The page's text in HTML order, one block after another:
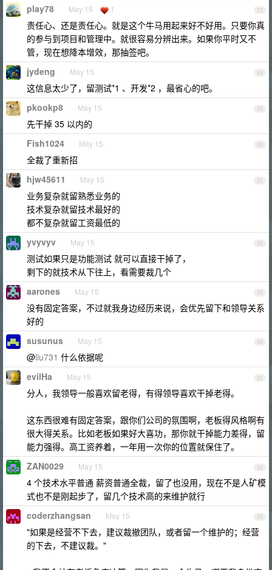
23
play78 May 15 1
责任心、还是责任心。就是这个牛马用起来好不好用。只要你真
的参与到项目和管理中。就很容易分辨出来。如果你平时又不
管，现在想降本增效，那抽签吧。
24
jydeng May 15
这信息太少了，留测试*1 、开发*2 ，最省心的吧。
25
pkookp8 May 15
先干掉 35 以内的
26
Fish1024 May 15
全裁了重新招
27
hjw45611 May 15
业务复杂就留熟悉业务的
技术复杂就留技术最好的
都不复杂就留工资最低的
28
yvyvyv May 15
测试如果只是功能测试 就可以直接干掉了，
剩下的就技术从下往上，看需要裁几个
29
aarones May 15
没有固定答案，不过就我身边经历来说，会优先留下和领导关系
好的
30
susunus May 15
@liu731 什么依据呢
31
evilHa May 15
分人，我领导一般喜欢留老得，有得领导喜欢干掉老得。
这东西很难有固定答案，跟你们公司的氛围啊，老板得风格啊有
很大得关系。比如老板如果好大喜功，那你就干掉能力差得，留
能力强得。高工资养着，一年用一次你的位置就保住了。
32
ZAN0029 May 15
4 个技术水平普通 薪资普通全裁，留了也没用，现在不是人矿模
式也不是刚起步了，留几个技术高的来维护就行
33
coderzhangsan May 15
"如果是经营不下去，建议裁撤团队，或者留一个维护的；经营
的下去，不建议裁。"